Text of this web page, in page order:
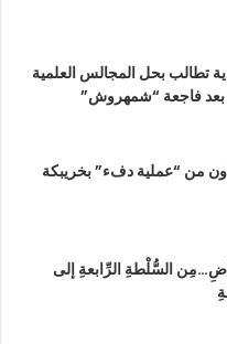
تطالب بحل المجالس العلمية
بعد فاجعة “شمهروش”
السُّلْطةِ الرِّابعةِ إلى